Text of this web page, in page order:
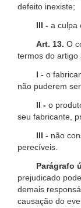
defeito inexiste;
III - a culpa
Art. 13. O
termos do artigo
I - o
não puderem
II - o
seu fabricante,
III - não
perecíveis.
Parágrafo
prejudicado
demais
causação do